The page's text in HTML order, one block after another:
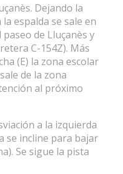
Dejando la
espalda se sale en
de Lluçanès y
C-154Z). Más
(E) la zona escolar
de la zona
al próximo
a la izquierda
se incline para bajar
Se sigue la pista